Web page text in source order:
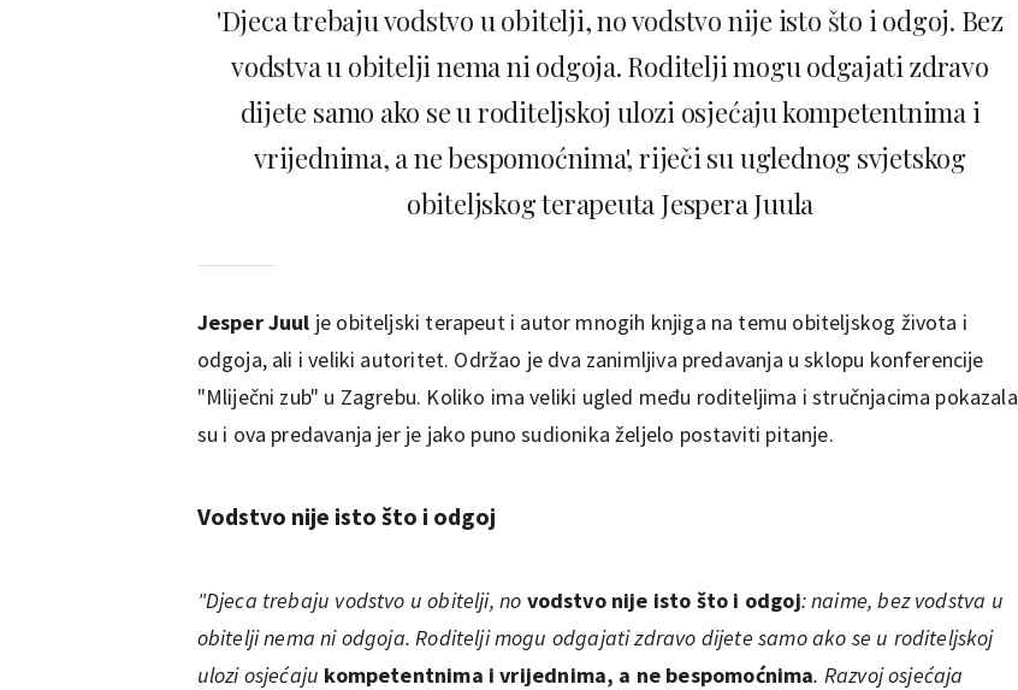
'Djeca trebaju vodstvo u obitelji, no vodstvo nije isto što i odgoj. Bez
vodstva u obitelji nema ni odgoja. Roditelji mogu odgajati zdravo
dijete samo ako se u roditeljskoj ulozi osjećaju kompetentnima i
vrijednima, a ne bespomoćnima', riječi su uglednog svjetskog
obiteljskog terapeuta Jespera Juula
Jesper Juul je obiteljski terapeut i autor mnogih knjiga na temu obiteljskog života i
odgoja, ali i veliki autoritet. Održao je dva zanimljiva predavanja u sklopu konferencije
"Mliječni zub" u Zagrebu. Koliko ima veliki ugled među roditeljima i stručnjacima pokazala
su i ova predavanja jer je jako puno sudionika željelo postaviti pitanje.
Vodstvo nije isto što i odgoj
"Djeca trebaju vodstvo u obitelji, no vodstvo nije isto što i odgoj: naime, bez vodstva u
obitelji nema ni odgoja. Roditelji mogu odgajati zdravo dijete samo ako se u roditeljskoj
ulozi osjećaju kompetentnima i vrijednima, a ne bespomoćnima. Razvoj osjećaja